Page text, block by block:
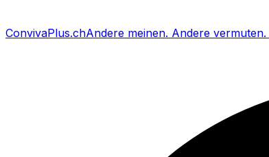
ConvivaPlus.chAndere meinen. Andere vermuten.